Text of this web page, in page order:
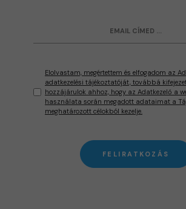
Elolvastam, megértettem és elfogadom az
adatkezelési tájékoztatóját, továbbá
hozzájárulok ahhoz, hogy az Adatkezelő a
használata során megadott adataimat a
meghatározott célokból kezelje.
FELIRATKOZÁS